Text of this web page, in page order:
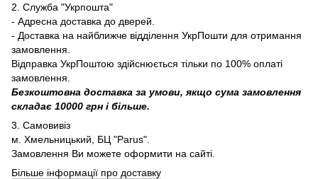
2. Служба "Укрпошта"
- Адресна доставка до дверей.
- Доставка на найближче відділення УкрПошти для отримання
замовлення.
Відправка УкрПоштою здійснюється тільки по 100% оплаті
замовлення.
Безкоштовна доставка за умови, якщо сума замовлення
складає 10000 грн і більше.
3. Самовивіз
м. Хмельницький, БЦ "Parus".
Замовлення Ви можете оформити на сайті.
Більше інформації про доставку